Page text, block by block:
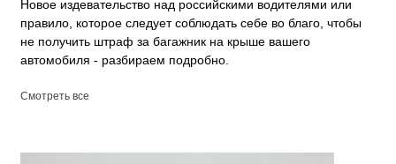
Новое издевательство над российскими водителями или
правило, которое следует соблюдать себе во благо, чтобы
не получить штраф за багажник на крыше вашего
автомобиля - разбираем подробно.
Смотреть все